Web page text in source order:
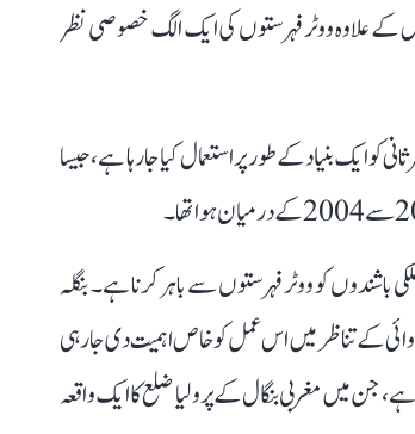
کے علاوہ ووٹر فہرستوں کی ایک الگ خصوصی نظر
گئی خصوصی گہری نظر ثانی کو ایک بنیاد کے طور پر استعمال کیا جا رہا ہے، جیسا
کو ووٹر فہرستوں سے باہر کرنا ہے۔ بنگلہ
کے تناظر میں اس عمل کو خاص اہمیت دی جا رہی
میں مغربی بنگال کے پرولیا ضلع کا ایک واقعہ